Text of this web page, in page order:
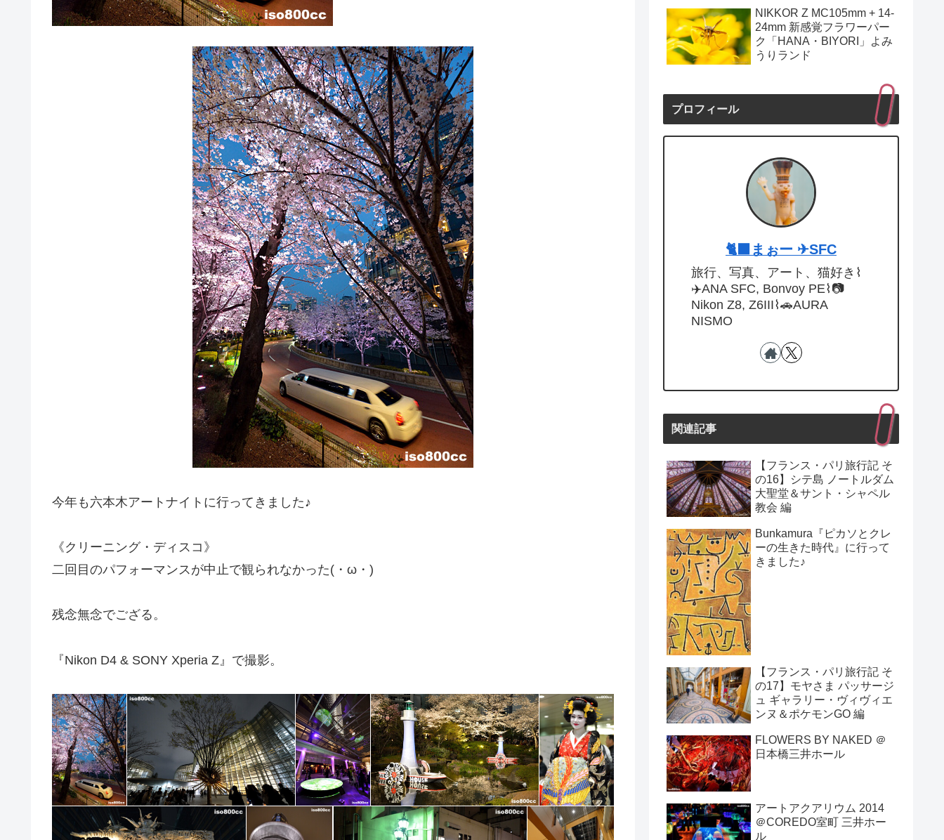
今年も六本木アートナイトに行ってきました♪
《クリーニング・ディスコ》
二回目のパフォーマンスが中止で観られなかった(・ω・)
残念無念でござる。
『Nikon D4 & SONY Xperia Z』で撮影。
NIKKOR Z MC105mm + 14-
24mm 新感覚フラワーパー
ク「HANA・BIYORI」よみ
うりランド
プロフィール
🐈‍⬛まぉー ✈︎SFC
旅行、写真、アート、猫好き⌇
✈️ANA SFC, Bonvoy PE⌇📷
Nikon Z8, Z6III⌇🚗AURA
NISMO
関連記事
【フランス・パリ旅行記 そ
の16】シテ島 ノートルダム
大聖堂＆サント・シャペル
教会 編
Bunkamura『ピカソとクレ
ーの生きた時代』に行って
きました♪
【フランス・パリ旅行記 そ
の17】モヤさま パッサージ
ュ ギャラリー・ヴィヴィエ
ンヌ＆ポケモンGO 編
FLOWERS BY NAKED ＠
日本橋三井ホール
アートアクアリウム 2014
＠COREDO室町 三井ホー
ル